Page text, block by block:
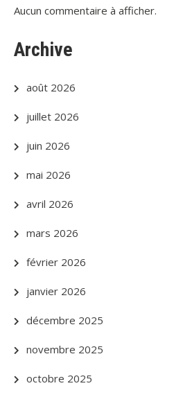
Aucun commentaire à afficher.
Archive
août 2026
juillet 2026
juin 2026
mai 2026
avril 2026
mars 2026
février 2026
janvier 2026
décembre 2025
novembre 2025
octobre 2025